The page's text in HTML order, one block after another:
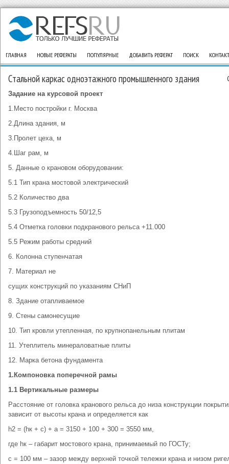
ГЛАВНАЯ НОВЫЕ РЕФЕРАТЫ ПОПУЛЯРНЫЕ ДОБАВИТЬ РЕФЕРАТ ПОИСК
Стальной каркас одноэтажного промышленного здания
Задание на курсовой проект
1.Место постройки г. Москва
2.Длина здания, м
3.Пролет цеха, м
4.Шаг рам, м
5. Данные о крановом оборудовании:
5.1 Тип крана мостовой электрический
5.2 Количество два
5.3 Грузоподъемность 50/12,5
5.4 Отметка головки подкранового рельса +11.000
5.5 Режим работы средний
6. Колонна ступенчатая
7. Материал не
сущих конструкций по указаниям СНиП
8. Здание отапливаемое
9. Стены самонесущие
10. Тип кровли утепленная, по крупнопанельным плитам
11. Утеплитель минераловатные плиты
12. Марка бетона фундамента
1.Компоновка поперечной рамы
1.1 Вертикальные размеры
Расстояние от головка кранового рельса до низа конструкции
зависит от высоты крана и определяется как
h2 = (hк + с) + а = 3150 + 100 + 300 = 3550 мм,
где hк – габарит мостового крана, принимаемый по ГОСТу;
с = 100 мм – зазор между верхней точкой тележки крана и низом